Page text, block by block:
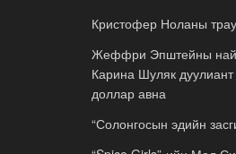
Кристофер Ноланы
Жеффри Эпштейны найз
Карина Шуляк
доллар авна
“Солонгосын эдийн